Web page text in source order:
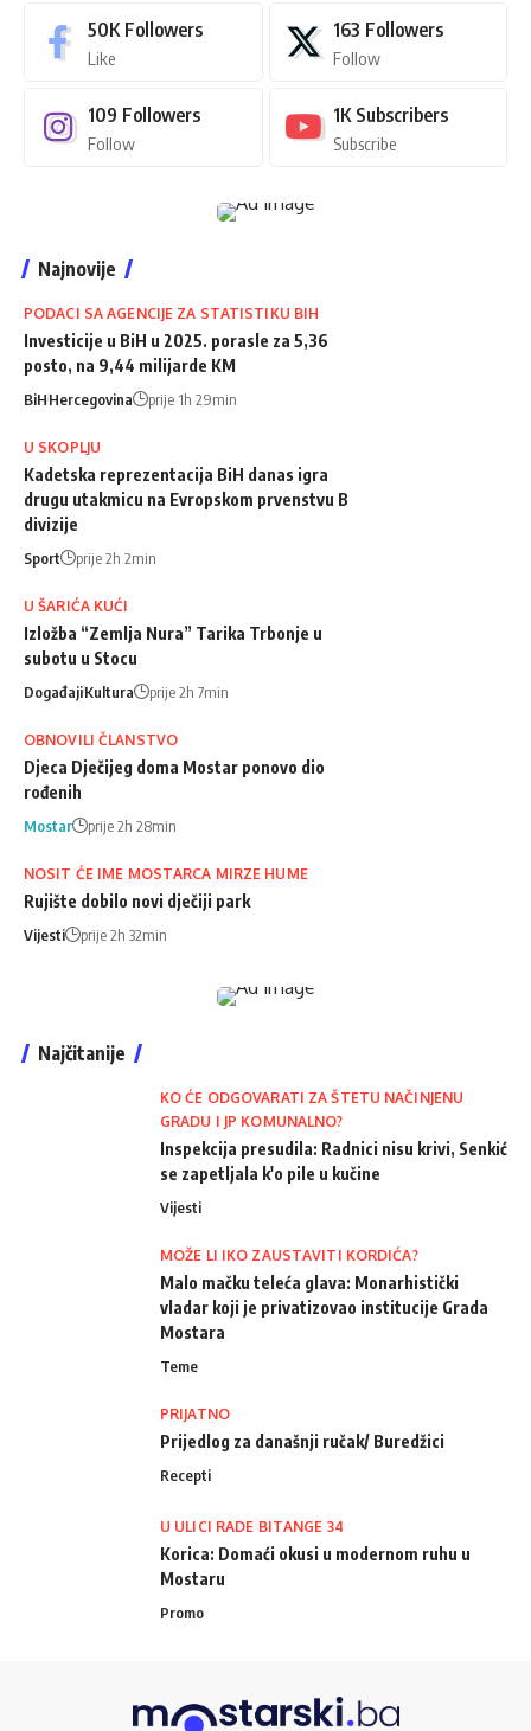
50K Followers
Like
163 Followers
Follow
109 Followers
Follow
1K Subscribers
Subscribe
Najnovije
PODACI SA AGENCIJE ZA STATISTIKU BIH
Investicije u BiH u 2025. porasle za 5,36
posto, na 9,44 milijarde KM
BiHHercegovina prije 1h 29min
U SKOPLJU
Kadetska reprezentacija BiH danas igra
drugu utakmicu na Evropskom prvenstvu B
divizije
Sport prije 2h 2min
U ŠARIĆA KUĆI
Izložba “Zemlja Nura” Tarika Trbonje u
subotu u Stocu
DogađajiKultura prije 2h 7min
OBNOVILI ČLANSTVO
Djeca Dječijeg doma Mostar ponovo dio
rođenih
Mostar prije 2h 28min
NOSIT ĆE IME MOSTARCA MIRZE HUME
Rujište dobilo novi dječiji park
Vijesti prije 2h 32min
Najčitanije
KO ĆE ODGOVARATI ZA ŠTETU NAČINJENU
GRADU I JP KOMUNALNO?
Inspekcija presudila: Radnici nisu krivi, Senkić
se zapetljala k'o pile u kučine
Vijesti
MOŽE LI IKO ZAUSTAVITI KORDIĆA?
Malo mačku teleća glava: Monarhistički
vladar koji je privatizovao institucije Grada
Mostara
Teme
PRIJATNO
Prijedlog za današnji ručak/ Buredžici
Recepti
U ULICI RADE BITANGE 34
Korica: Domaći okusi u modernom ruhu u
Mostaru
Promo